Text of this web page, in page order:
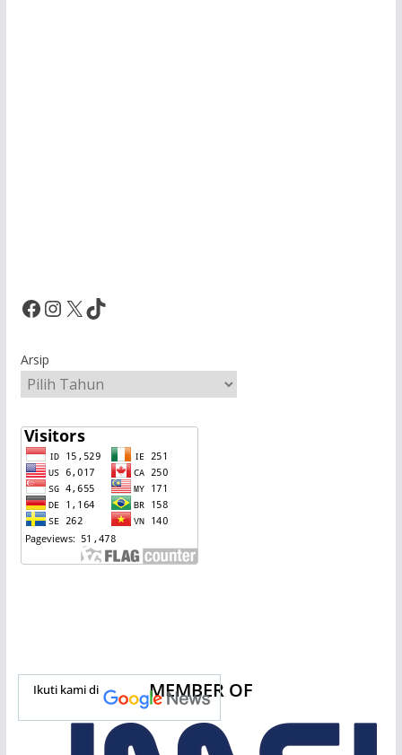
Facebook InstagramX TikTok
Arsip
Ikuti kami di MEMBER OF